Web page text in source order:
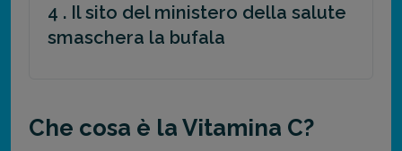
4 . Il sito del ministero della salute
smaschera la bufala
Che cosa è la Vitamina C?